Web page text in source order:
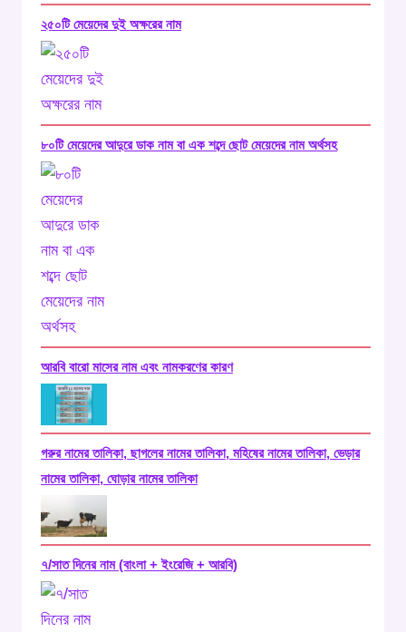
২৫০টি মেয়েদের দুই অক্ষরের নাম
৮০টি মেয়েদের আদুরে ডাক নাম বা এক শব্দে ছোট মেয়েদের নাম অর্থসহ
আরবি বারো মাসের নাম এবং নামকরণের কারণ
গরুর নামের তালিকা, ছাগলের নামের তালিকা, মহিষের নামের তালিকা, ভেড়ার
নামের তালিকা, ঘোড়ার নামের তালিকা
৭/সাত দিনের নাম (বাংলা + ইংরেজি + আরবি)